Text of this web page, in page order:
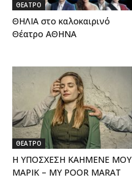
ΘΕΑΤΡΟ
ΘΗΛΙΑ στο καλοκαιρινό
Θέατρο ΑΘΗΝΑ
ΘΕΑΤΡΟ
Η ΥΠΟΣΧΕΣΗ ΚΑΗΜΕΝΕ ΜΟΥ
ΜΑΡΙΚ – MY POOR MARAT